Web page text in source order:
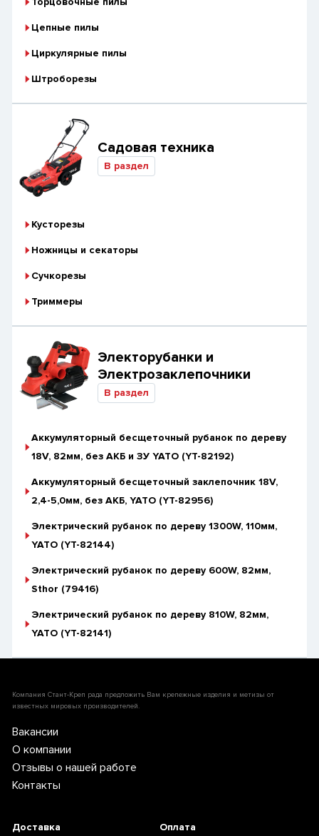
Цепные пилы
Циркулярные пилы
Штроборезы
Садовая техника
В раздел
Кусторезы
Ножницы и секаторы
Сучкорезы
Триммеры
Электорубанки и
Электрозаклепочники
В раздел
Аккумуляторный бесщеточный рубанок по дереву
18V, 82мм, без АКБ и ЗУ YATO (YT-82192)
Аккумуляторный бесщеточный заклепочник 18V,
2,4-5,0мм, без АКБ, YATO (YT-82956)
Электрический рубанок по дереву 1300W, 110мм,
YATO (YT-82144)
Электрический рубанок по дереву 600W, 82мм,
Sthor (79416)
Электрический рубанок по дереву 810W, 82мм,
YATO (YT-82141)
Компания Стант-Креп рада предложить Вам крепежные изделия и метизы от
известных мировых производителей.
Вакансии
О компании
Отзывы о нашей работе
Контакты
Доставка
Оплата